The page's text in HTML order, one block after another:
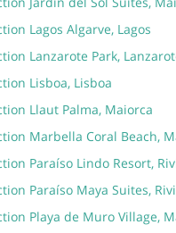
Lagos Algarve, Lagos
Lanzarote Park,
Lisboa, Lisboa
Llaut Palma, Maiorca
Marbella Coral Beach,
Paraíso Lindo Resort,
Paraíso Maya Suites,
Playa de Muro Village,